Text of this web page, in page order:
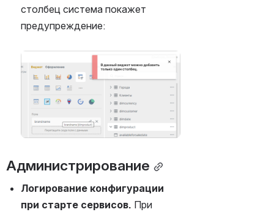
столбец система покажет
предупреждение:
Администрирование
Логирование конфигурации
при старте сервисов. При